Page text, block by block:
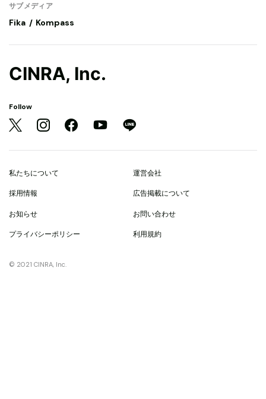
サブメディア
Fika Kompass
CINRA, Inc.
Follow
私たちについて 運営会社
採用情報 広告掲載について
お知らせ お問い合わせ
プライバシーポリシー 利用規約
© 2021 CINRA, Inc.